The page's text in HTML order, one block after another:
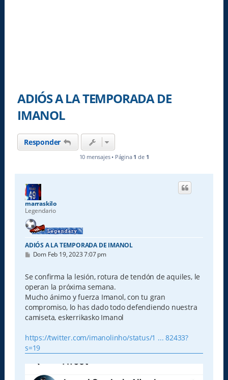
ADIÓS A LA TEMPORADA DE
IMANOL
Responder
10 mensajes • Página 1 de 1
marraskilo
Legendario
ADIÓS A LA TEMPORADA DE IMANOL
M
s
a
j
e
Dom Feb 19, 2023 7:07 pm
Se confirma la lesión, rotura de tendón de aquiles, le
operan la próxima semana.
Mucho ánimo y fuerza Imanol, con tu gran
compromiso, lo has dado todo defendiendo nuestra
camiseta, eskerrikasko Imanol
https://twitter.com/imanolinho/status/1 ... 82433?
s=19